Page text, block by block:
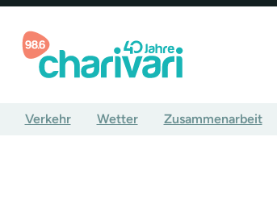
Verkehr Wetter Zusammenarbeit